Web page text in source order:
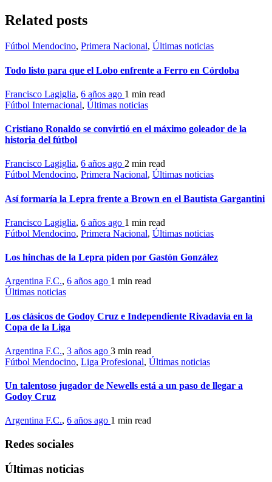
Related posts
Fútbol Mendocino, Primera Nacional, Últimas noticias
Todo listo para que el Lobo enfrente a Ferro en Córdoba
Francisco Lagiglia, 6 años ago 1 min read
Fútbol Internacional, Últimas noticias
Cristiano Ronaldo se convirtió en el máximo goleador de la
historia del fútbol
Francisco Lagiglia, 6 años ago 2 min read
Fútbol Mendocino, Primera Nacional, Últimas noticias
Así formaría la Lepra frente a Brown en el Bautista Gargantini
Francisco Lagiglia, 6 años ago 1 min read
Fútbol Mendocino, Primera Nacional, Últimas noticias
Los hinchas de la Lepra piden por Gastón González
Argentina F.C., 6 años ago 1 min read
Últimas noticias
Los clásicos de Godoy Cruz e Independiente Rivadavia en la
Copa de la Liga
Argentina F.C., 3 años ago 3 min read
Fútbol Mendocino, Liga Profesional, Últimas noticias
Un talentoso jugador de Newells está a un paso de llegar a
Godoy Cruz
Argentina F.C., 6 años ago 1 min read
Redes sociales
Últimas noticias